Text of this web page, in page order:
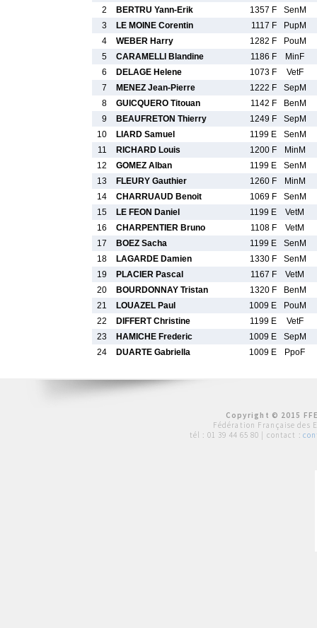
2
BERTRU Yann-Erik 1357 F
SenM
3
LE MOINE Corentin 1117 F
PupM
4
WEBER Harry 1282 F
PouM
5
CARAMELLI Blandine 1186 F
MinF
6
DELAGE Helene 1073 F
VetF
7
MENEZ Jean-Pierre 1222 F
SepM
8
GUICQUERO Titouan 1142 F
BenM
9
BEAUFRETON Thierry 1249 F
SepM
10
LIARD Samuel 1199 E
SenM
11
RICHARD Louis 1200 F
MinM
12
GOMEZ Alban 1199 E
SenM
13
FLEURY Gauthier 1260 F
MinM
14
CHARRUAUD Benoit 1069 F
SenM
15
LE FEON Daniel 1199 E
VetM
16
CHARPENTIER Bruno 1108 F
VetM
17
BOEZ Sacha 1199 E
SenM
18
LAGARDE Damien 1330 F
SenM
19
PLACIER Pascal 1167 F
VetM
20
BOURDONNAY Tristan 1320 F
BenM
21
LOUAZEL Paul 1009 E
PouM
22
DIFFERT Christine 1199 E
VetF
23
HAMICHE Frederic 1009 E
SepM
24
DUARTE Gabriella 1009 E PpoF
Copyright © 2015
Fédération Française des
tél : 01 39 44 65 80 | contact :